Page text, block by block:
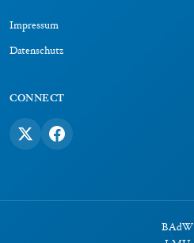
Impressum
Datenschutz
CONNECT
BAdW